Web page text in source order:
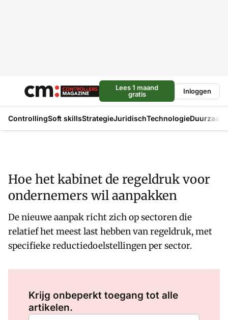
Lees 1 maand
gratis
Inloggen
ControllingSoft skillsStrategieJuridischTechnologie
Hoe het kabinet de regeldruk voor
ondernemers wil aanpakken
De nieuwe aanpak richt zich op sectoren die
relatief het meest last hebben van regeldruk, met
specifieke reductiedoelstellingen per sector.
Krijg onbeperkt toegang tot alle
artikelen.